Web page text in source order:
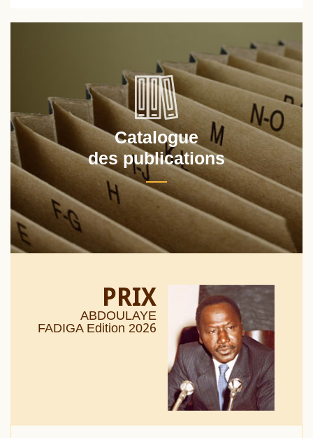
Catalogue
des publications
PRIX
ABDOULAYE
FADIGA Edition 2026